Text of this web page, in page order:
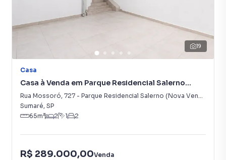
19
Casa
Casa à Venda em Parque Residencial Salerno
(Nova Veneza)
Rua Mossoró, 727 - Parque Residencial Salerno (Nova Veneza)
Sumaré, SP
65m² 2 1 2
R$ 289.000,00Venda